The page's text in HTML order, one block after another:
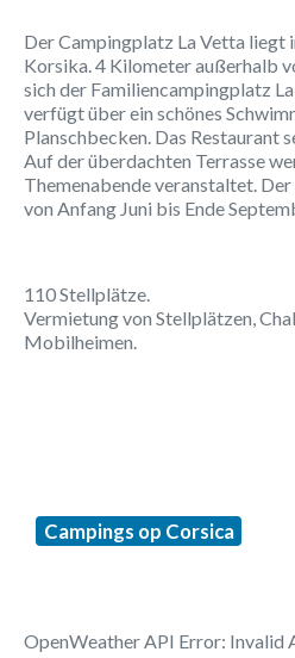
Der Campingplatz La Vetta liegt
Korsika. 4 Kilometer außerhalb
sich der Familiencampingplatz
verfügt über ein schönes
Planschbecken. Das Restaurant
Auf der überdachten Terrasse
Themenabende veranstaltet.
von Anfang Juni bis Ende
110 Stellplätze.
Vermietung von Stellplätzen,
Mobilheimen.
Campings op Corsica
OpenWeather API Error: Invalid